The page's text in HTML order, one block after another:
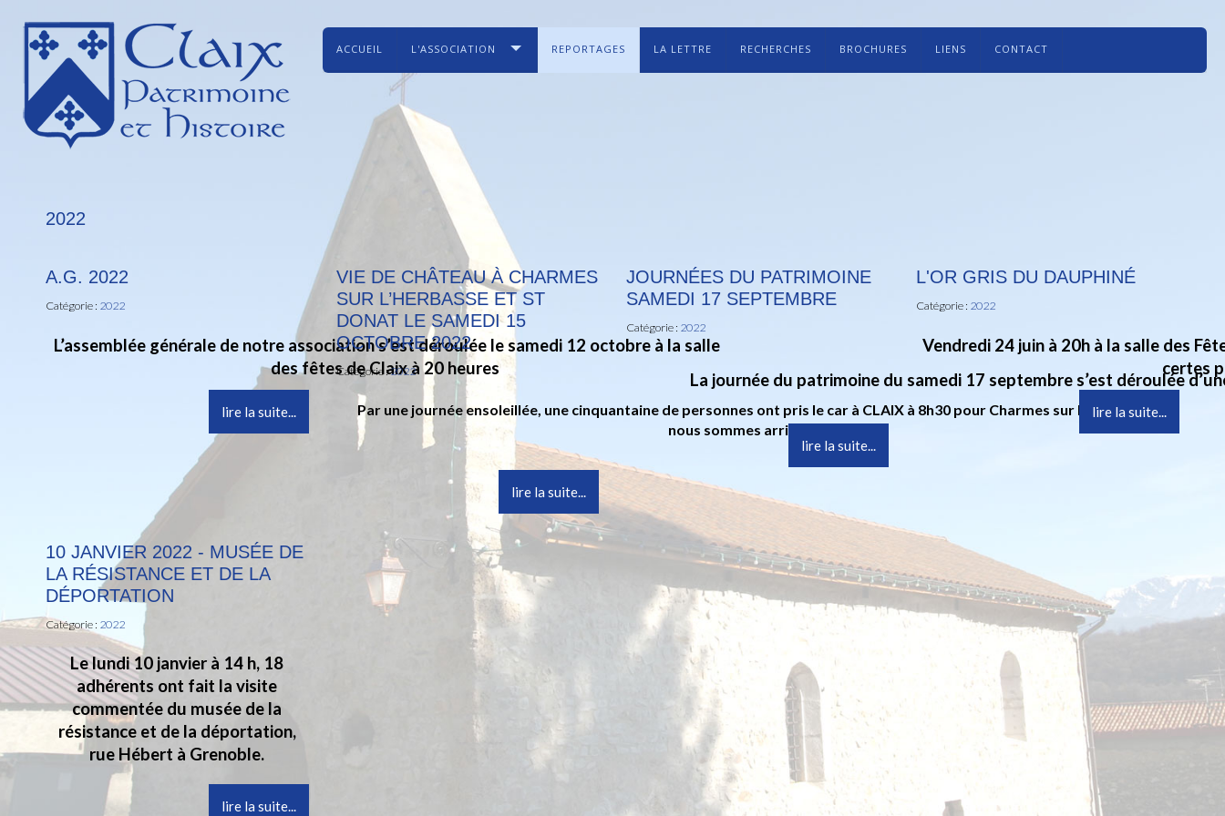
ACCUEIL L'ASSOCIATION REPORTAGES LA LETTRE RECHERCHES BROCHURES LIENS CONTACT
2022
A.G. 2022
Catégorie : 2022
L’assemblée générale de notre association s’est déroulée le samedi 12 octobre à la salle
des fêtes de Claix à 20 heures
lire la suite...
VIE DE CHÂTEAU À CHARMES
SUR L’HERBASSE ET ST
DONAT LE SAMEDI 15
OCTOBRE 2022
Catégorie :2022
Par une journée ensoleillée, une cinquantaine de personnes ont pris le car à CLAIX à 8h30 pour Charmes sur l’Herbasse où
nous sommes arrivés à 10 h.
lire la suite...
JOURNÉES DU PATRIMOINE
SAMEDI 17 SEPTEMBRE
Catégorie : 2022
La journée du patrimoine du samedi 17 septembre s’est déroulée
lire la suite...
L'OR GRIS DU DAUPHINÉ
Catégorie : 2022
Vendredi 24 juin à 20h à la salle des
certes
lire la suite...
10 JANVIER 2022 - MUSÉE DE
LA RÉSISTANCE ET DE LA
DÉPORTATION
Catégorie : 2022
Le lundi 10 janvier à 14 h, 18
adhérents ont fait la visite
commentée du musée de la
résistance et de la déportation,
rue Hébert à Grenoble.
lire la suite...